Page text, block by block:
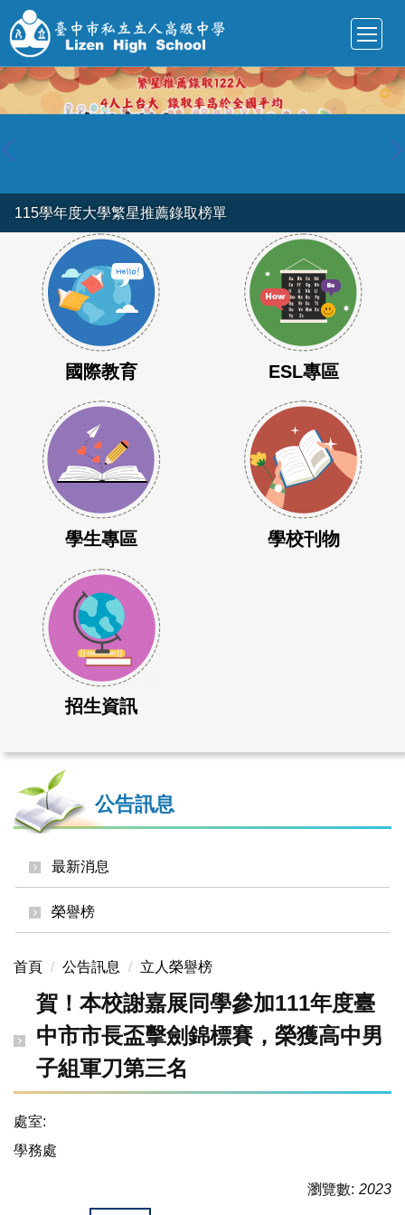
到
主
要
區
115學年度大學繁星推薦錄取榜單
115學年度大學學測成績表現優異
國際教育 ESL專區
學生專區 學校刊物
招生資訊
公告訊息
最新消息
榮譽榜
首頁 公告訊息 立人榮譽榜
賀！本校謝嘉展同學參加111年度臺
中市市長盃擊劍錦標賽，榮獲高中男
子組軍刀第三名
處室:
學務處
瀏覽數: 2023